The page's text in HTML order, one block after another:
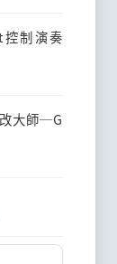
制演奏
大師─G